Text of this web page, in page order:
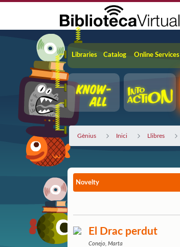
Navigation
Libraries Catalog Online Services
Gènius Inici Llibres
Novelty
El Drac perdut
Conejo, Marta